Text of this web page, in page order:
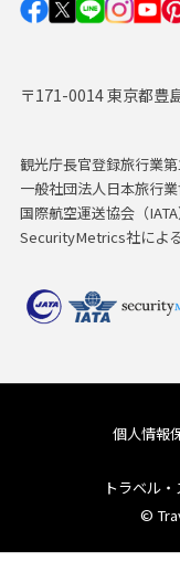
〒171-0014 東京都豊
観光庁長官登録旅行業第
一般社団法人日本旅行
国際航空運送協会（
SecurityMetrics社によ
個人情報
トラベル
©